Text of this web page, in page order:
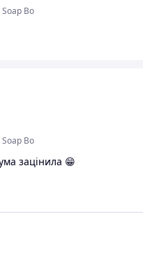
Bo
Bo
зацінила 😁